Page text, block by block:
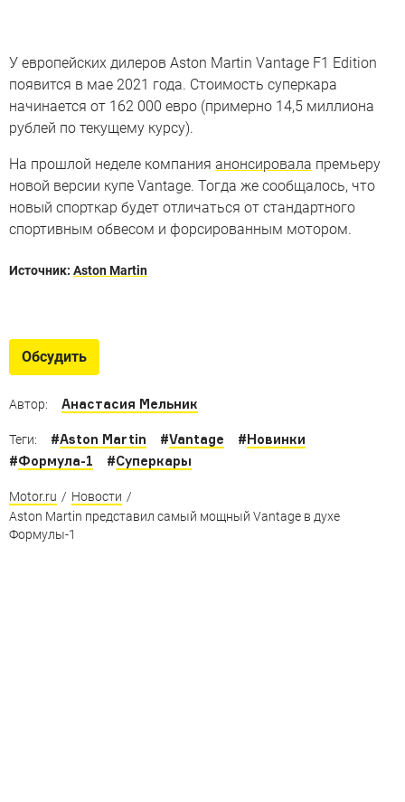
У европейских дилеров Aston Martin Vantage F1 Edition
появится в мае 2021 года. Стоимость суперкара
начинается от 162 000 евро (примерно 14,5 миллиона
рублей по текущему курсу).
На прошлой неделе компания анонсировала премьеру
новой версии купе Vantage. Тогда же сообщалось, что
новый спорткар будет отличаться от стандартного
спортивным обвесом и форсированным мотором.
Источник: Aston Martin
Как DBX собирается конкурировать с Cayenne и
Обсудить
Автор: Анастасия Мельник
Теги: #Aston Martin #Vantage #Новинки
#Формула-1 #Суперкары
Motor.ru / Новости /
Aston Martin представил самый мощный Vantage в духе
Формулы-1